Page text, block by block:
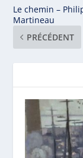
Le chemin –
Martineau
PRÉCÉDENT